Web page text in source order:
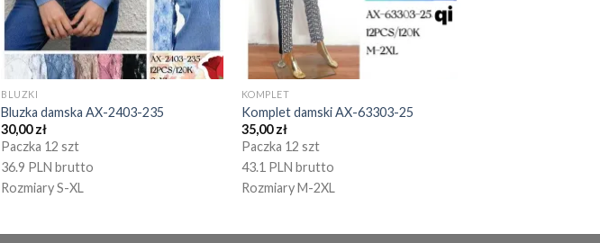
BLUZKI
Bluzka damska AX-2403-235
30,00zł
Paczka 12 szt
36.9 PLN brutto
Rozmiary S-XL
KOMPLET
Komplet damski AX-63303-25
35,00zł
Paczka 12 szt
43.1 PLN brutto
Rozmiary M-2XL